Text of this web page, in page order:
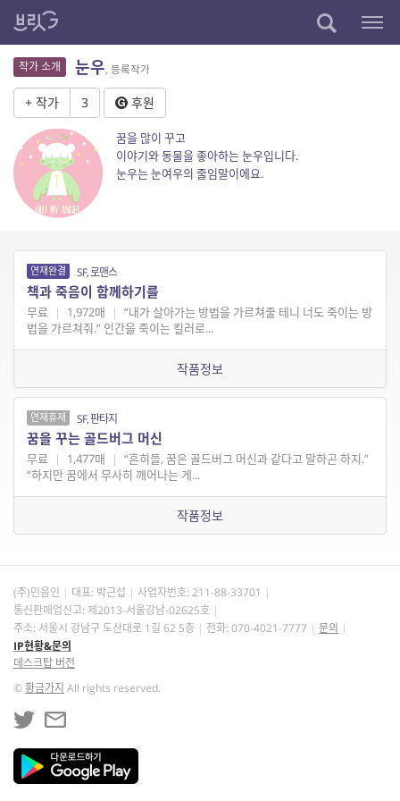
작가 소개 눈우, 등록작가
+ 작가 3 후원
꿈을 많이 꾸고
이야기와 동물을 좋아하는 눈우입니다.
눈우는 눈여우의 줄임말이에요.
연재완결 SF, 로맨스
책과 죽음이 함께하기를
무료 | 1,972매 | “내가 살아가는 방법을 가르쳐줄 테니 너도 죽이는 방
법을 가르쳐줘.” 인간을 죽이는 킬러로...
작품정보
연재휴재 SF, 판타지
꿈을 꾸는 골드버그 머신
무료 | 1,477매 | “흔히들, 꿈은 골드버그 머신과 같다고 말하곤 하지.”
“하지만 꿈에서 무사히 깨어나는 게...
작품정보
(주)민음인 대표: 박근섭 사업자번호: 211-88-33701
통신판매업신고: 제2013-서울강남-02625호
주소: 서울시 강남구 도산대로 1길 62 5층
전화: 070-4021-7777
문의
IP현황&문의
데스크탑 버전
©황금가지 All rights reserved.